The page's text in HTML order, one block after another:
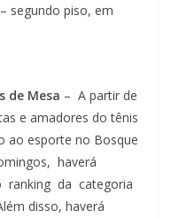
segundo piso, em
de Mesa – A partir de
e amadores do tênis
ao esporte no Bosque
haverá
da categoria
disso, haverá